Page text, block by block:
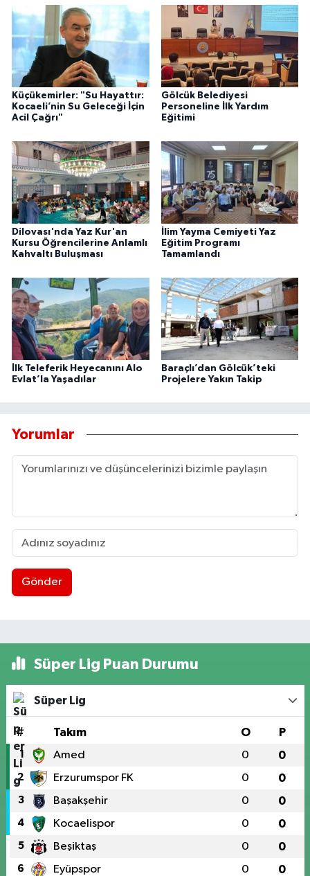
Küçükemirler: "Su Hayattır:
Kocaeli’nin Su Geleceği İçin
Acil Çağrı"
Gölcük Belediyesi
Personeline İlk Yardım
Eğitimi
Dilovası'nda Yaz Kur'an
Kursu Öğrencilerine Anlamlı
Kahvaltı Buluşması
İlim Yayma Cemiyeti Yaz
Eğitim Programı
Tamamlandı
İlk Teleferik Heyecanını Alo
Evlat’la Yaşadılar
Baraçlı’dan Gölcük’teki
Projelere Yakın Takip
Yorumlar
Gönder
Süper Lig Puan Durumu
Süper Lig
# Takım O P
1 Amed 0 0
2 Erzurumspor FK 0 0
3 Başakşehir 0 0
4 Kocaelispor 0 0
5 Beşiktaş 0 0
6 Eyüpspor 0 0